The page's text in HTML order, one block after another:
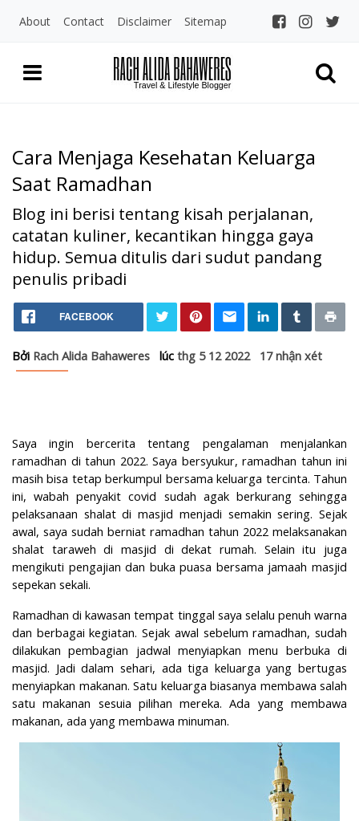
About Contact Disclaimer Sitemap
Cara Menjaga Kesehatan Keluarga
Saat Ramadhan
Blog ini berisi tentang kisah perjalanan,
catatan kuliner, kecantikan hingga gaya
hidup. Semua ditulis dari sudut pandang
penulis pribadi
Home
Uncategories
Cara Menjaga Kesehatan
FACEBOOK
Bởi Rach Alida Bahaweres lúc thg 5 12 2022 17 nhận xét
Saya ingin bercerita tentang pengalaman menjalankan
ramadhan di tahun 2022. Saya bersyukur, ramadhan tahun ini
masih bisa tetap berkumpul bersama keluarga tercinta. Tahun
ini, wabah penyakit covid sudah agak berkurang sehingga
pelaksanaan shalat di masjid menjadi semakin sering. Sejak
awal, saya sudah berniat ramadhan tahun 2022 melaksanakan
shalat taraweh di masjid di dekat rumah. Selain itu juga
mengikuti pengajian dan buka puasa bersama jamaah masjid
sepekan sekali.
Ramadhan di kawasan tempat tinggal saya selalu penuh warna
dan berbagai kegiatan. Sejak awal sebelum ramadhan, sudah
dilakukan pembagian jadwal menyiapkan menu berbuka di
masjid. Jadi dalam sehari, ada tiga keluarga yang bertugas
menyiapkan makanan. Satu keluarga biasanya membawa salah
satu makanan sesuia pilihan mereka. Ada yang membawa
makanan, ada yang membawa minuman.